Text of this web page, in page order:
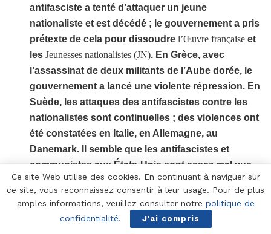
antifasciste a tenté d’attaquer un jeune
nationaliste et est décédé ; le gouvernement a pris
prétexte de cela pour dissoudrel’Œuvre française et
lesJeunesses nationalistes (JN). En Grèce, avec
l’assassinat de deux militants de l’Aube dorée, le
gouvernement a lancé une violente répression. En
Suède, les attaques des antifascistes contre les
nationalistes sont continuelles ; des violences ont
été constatées en Italie, en Allemagne, au
Danemark. Il semble que les antifascistes et
communistes aux États-Unis sont assez mal vus
depuis la guerre froide ? Comment se porte ce
mouvement ? Est-ce que l’extrême gauche existe
vraiment aux États-Unis en dehors des groupes
Ce site Web utilise des cookies. En continuant à naviguer sur
ce site, vous reconnaissez consentir à leur usage. Pour de plus
amples informations, veuillez consulter notre politique de
confidentialité. J'ai compris